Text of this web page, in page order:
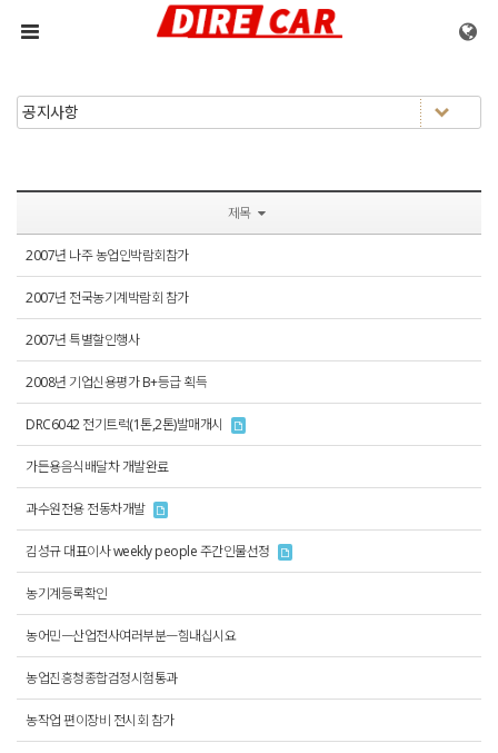
메뉴 건너뛰기
제목
2007년 나주 농업인박람회참가
2007년 전국농기계박람회 참가
2007년 특별할인행사
2008년 기업신용평가 B+등급 획득
DRC6042 전기트럭(1톤,2톤)발매개시
가든용음식배달차 개발완료
과수원전용 전동차개발
김성규 대표이사 weekly people 주간인물선정
농기계등록확인
농어민ㅡ산업전사여러부분ㅡ힘내십시요
농업진흥청종합검정시험통과
농작업 편이장비 전시회 참가